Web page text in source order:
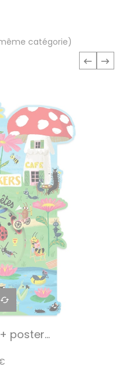
catégorie)

poster...